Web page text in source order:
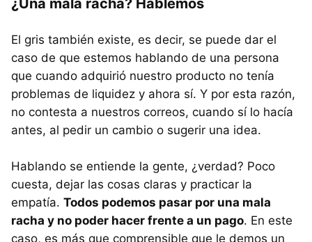
¿Una mala racha? Hablemos
El gris también existe, es decir, se puede dar el
caso de que estemos hablando de una persona
que cuando adquirió nuestro producto no tenía
problemas de liquidez y ahora sí. Y por esta razón,
no contesta a nuestros correos, cuando sí lo hacía
antes, al pedir un cambio o sugerir una idea.
Hablando se entiende la gente, ¿verdad? Poco
cuesta, dejar las cosas claras y practicar la
empatía. Todos podemos pasar por una mala
racha y no poder hacer frente a un pago. En este
caso, es más que comprensible que le demos un